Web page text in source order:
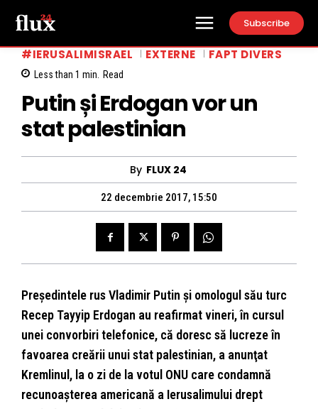
Subscribe
#IERUSALIMISRAEL EXTERNE FAPT DIVERS
Less than 1 min. Read
Putin și Erdogan vor un
stat palestinian
By FLUX 24
22 decembrie 2017, 15:50
Preşedintele rus Vladimir Putin şi omologul său turc
Recep Tayyip Erdogan au reafirmat vineri, în cursul
unei convorbiri telefonice, că doresc să lucreze în
favoarea creării unui stat palestinian, a anunţat
Kremlinul, la o zi de la votul ONU care condamnă
recunoaşterea americană a Ierusalimului drept